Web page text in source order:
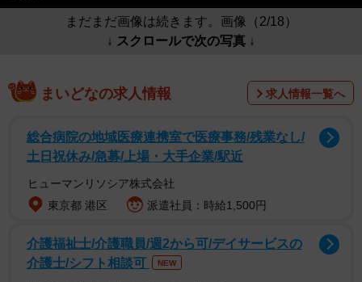
まだまだ画像は続きます。画像（2/18）
↓ スクロールで次の写真 ↓
まいどなの求人情報 求人情報一覧へ
総合病院の地域医療連携室で医療事務/残業なし/
土日祝休み/急募/上場・大手企業/駅近
ヒューマンリソシア株式会社
東京都 港区
派遣社員：時給1,500円
介護福祉士/介護職員/週2から可/デイサービスの
介護士/シフト相談可
NEW